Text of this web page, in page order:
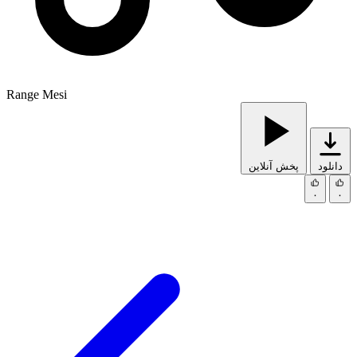
Range Mesi
دانلود پخش آنلاین
۰ ۰